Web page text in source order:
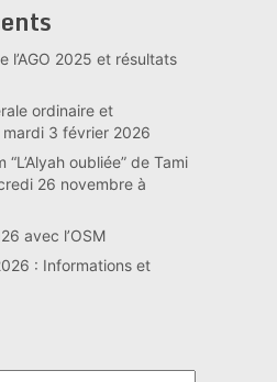
l’AGO 2025 et résultats
ordinaire et
3 février 2026
oubliée” de Tami
26 novembre à
avec l’OSM
: Informations et